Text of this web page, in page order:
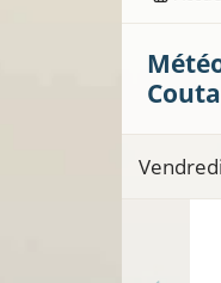
15°C